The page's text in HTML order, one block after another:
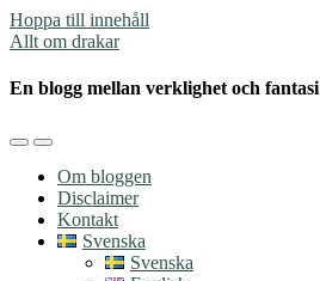
Hoppa till innehåll
Allt om drakar
En blogg mellan verklighet och fantasi
Slå
mobilmenyn
Slå
på/av
sökfältet
Om bloggen
Disclaimer
Kontakt
Svenska
Svenska